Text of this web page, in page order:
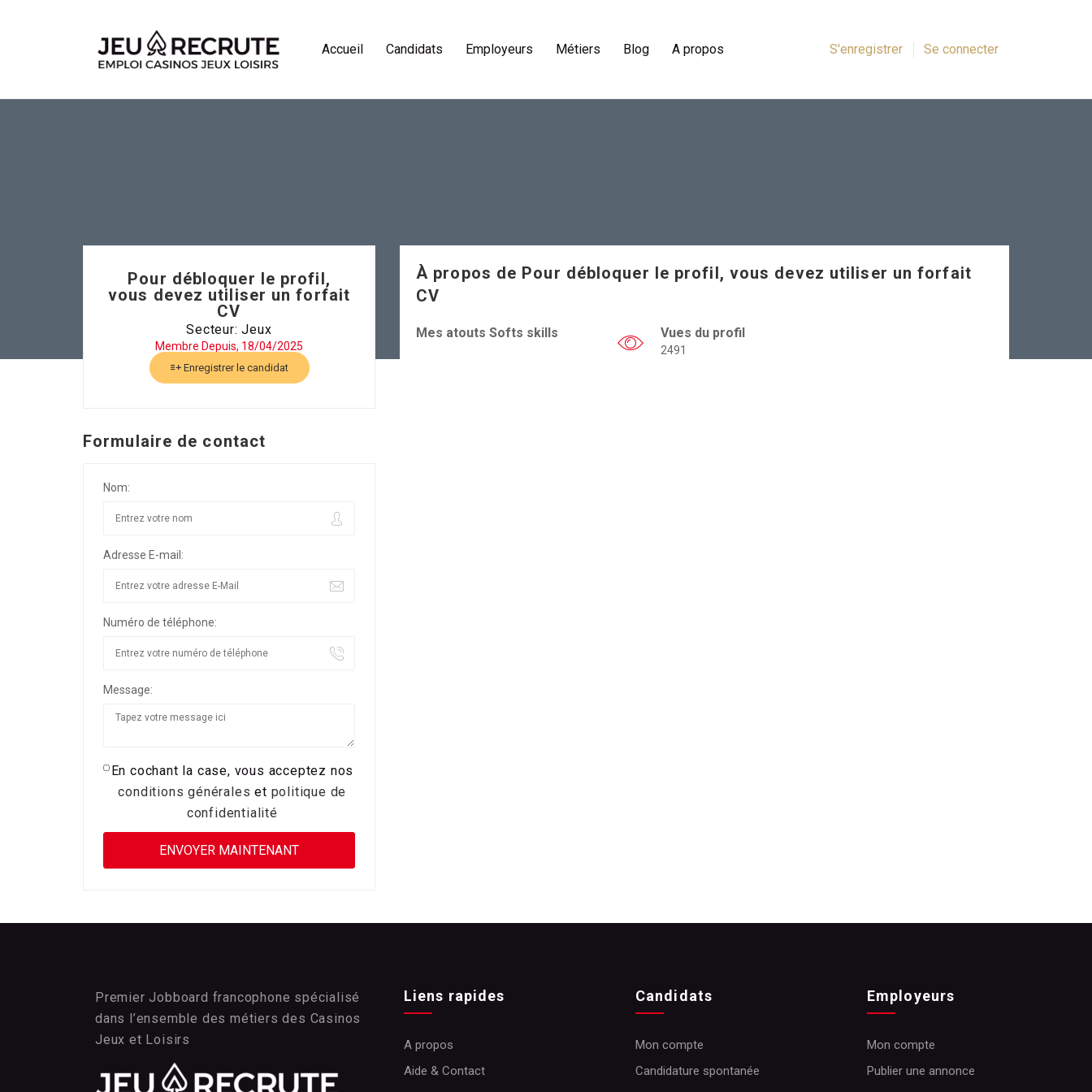
Accueil Candidats Employeurs Métiers Blog A propos S'enregistrer Se connecter
Pour débloquer le profil,
vous devez utiliser un forfait
CV
Secteur: Jeux
Membre Depuis, 18/04/2025
Enregistrer le candidat
Formulaire de contact
Nom:
Adresse E-mail:
Numéro de téléphone:
Message:
En cochant la case, vous acceptez nos
conditions générales et politique de
confidentialité
À propos de Pour débloquer le profil, vous devez utiliser un forfait
CV
Mes atouts Softs skills Vues du profil
2491
Premier Jobboard francophone spécialisé
dans l’ensemble des métiers des Casinos
Jeux et Loisirs
Liens rapides
A propos
Aide & Contact
Candidats
Mon compte
Candidature spontanée
Employeurs
Mon compte
Publier une annonce